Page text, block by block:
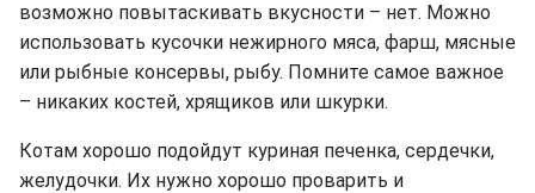
возможно повытаскивать вкусности – нет. Можно
использовать кусочки нежирного мяса, фарш, мясные
или рыбные консервы, рыбу. Помните самое важное
– никаких костей, хрящиков или шкурки.
Котам хорошо подойдут куриная печенка, сердечки,
желудочки. Их нужно хорошо проварить и